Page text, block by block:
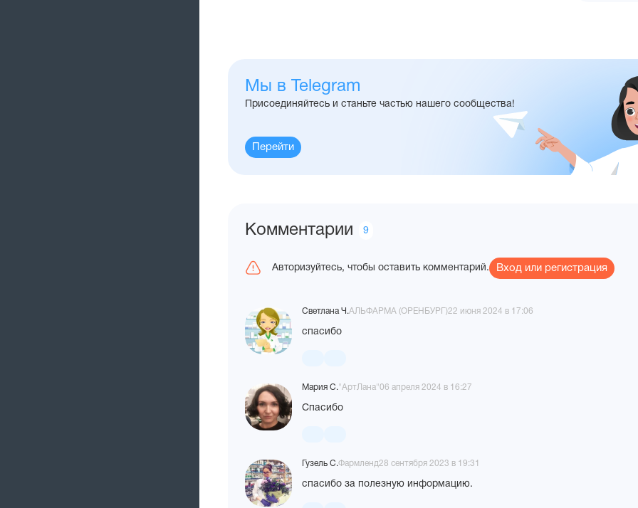
Мы в Telegram
Присоединяйтесь и станьте частью нашего сообщества!
Перейти
Комментарии
Количество
9
Авторизуйтесь, чтобы оставить комментарий. Вход или регистрация
Светлана Ч.АЛЬФАРМА (ОРЕНБУРГ)22 июня 2024 в 17:06
спасибо
Мария С."АртЛана"06 апреля 2024 в 16:27
Спасибо
Гузель С.Фармленд28 сентября 2023 в 19:31
спасибо за полезную информацию.